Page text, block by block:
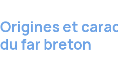
Origines et
du far breton